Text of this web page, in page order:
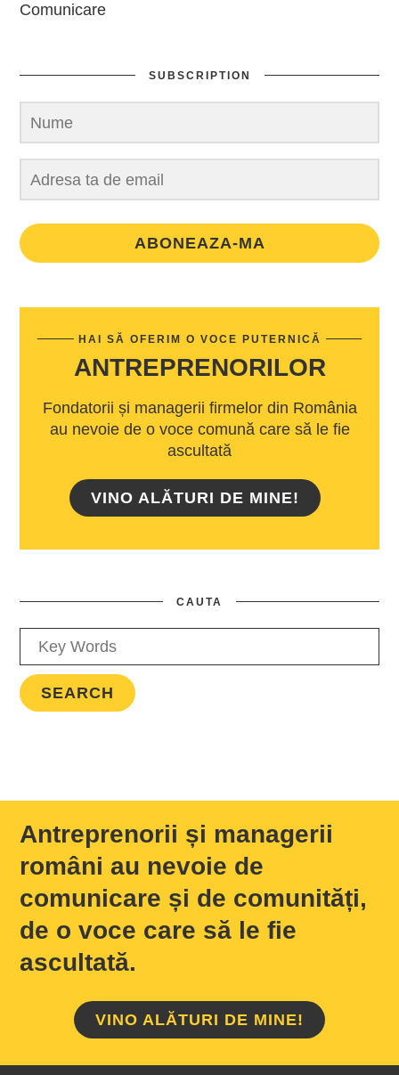
Comunicare
SUBSCRIPTION
ABONEAZA-MA
HAI SĂ OFERIM O VOCE PUTERNICĂ
ANTREPRENORILOR
Fondatorii și managerii firmelor din România
au nevoie de o voce comună care să le fie
ascultată
VINO ALĂTURI DE MINE!
CAUTA
Antreprenorii și managerii
români au nevoie de
comunicare și de comunități,
de o voce care să le fie
ascultată.
VINO ALĂTURI DE MINE!